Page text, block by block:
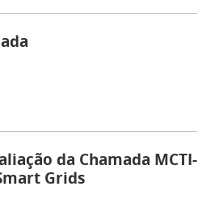
da Chamada MCTI-
Grids